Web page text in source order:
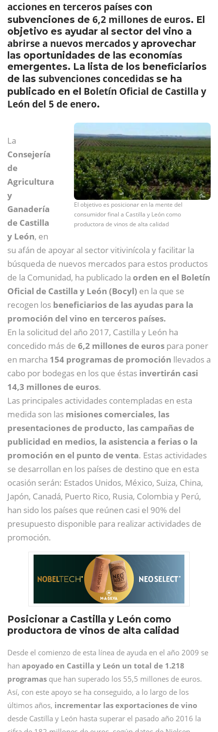
acciones en terceros países con
subvenciones de 6,2 millones de euros. El
objetivo es ayudar al sector del vino a
abrirse a nuevos mercados y aprovechar
las oportunidades de las economías
emergentes. La lista de los beneficiarios
de las subvenciones concedidas se ha
publicado en el Boletín Oficial de Castilla y
León del 5 de enero.
El objetivo es posicionar en la mente del
consumidor final a Castilla y León como
productora de vinos de alta calidad
La
Consejería
de
Agricultura
y
Ganadería
de Castilla
y León, en
su afán de apoyar al sector vitivinícola y facilitar la
búsqueda de nuevos mercados para estos productos
de la Comunidad, ha publicado la orden en el Boletín
Oficial de Castilla y León (Bocyl) en la que se
recogen los beneficiarios de las ayudas para la
promoción del vino en terceros países.
En la solicitud del año 2017, Castilla y León ha
concedido más de 6,2 millones de euros para poner
en marcha 154 programas de promoción llevados a
cabo por bodegas en los que éstas invertirán casi
14,3 millones de euros.
Las principales actividades contempladas en esta
medida son las misiones comerciales, las
presentaciones de producto, las campañas de
publicidad en medios, la asistencia a ferias o la
promoción en el punto de venta. Estas actividades
se desarrollan en los países de destino que en esta
ocasión serán: Estados Unidos, México, Suiza, China,
Japón, Canadá, Puerto Rico, Rusia, Colombia y Perú,
han sido los países que reúnen casi el 90% del
presupuesto disponible para realizar actividades de
promoción.
Posicionar a Castilla y León como
productora de vinos de alta calidad
Desde el comienzo de esta línea de ayuda en el año 2009 se
han apoyado en Castilla y León un total de 1.218
programas que han superado los 55,5 millones de euros.
Así, con este apoyo se ha conseguido, a lo largo de los
últimos años, incrementar las exportaciones de vino
desde Castilla y León hasta superar el pasado año 2016 la